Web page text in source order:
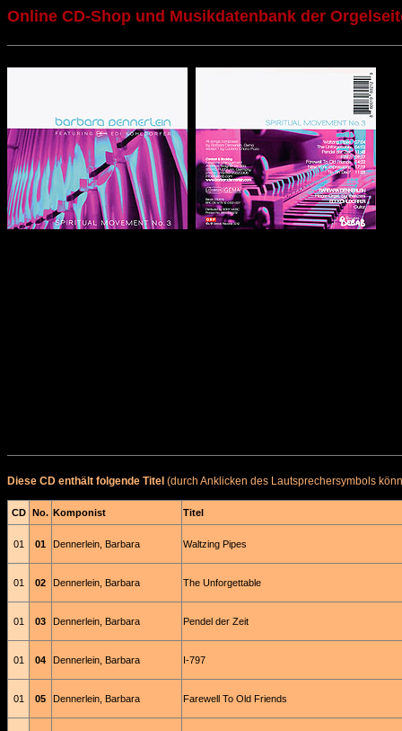
Online CD-Shop und Musikdatenbank der
Diese CD enthält folgende Titel (durch Anklicken des Lautsprechersymbols
CD No. Komponist Titel
01 01 Dennerlein, Barbara Waltzing Pipes
01 02 Dennerlein, Barbara The Unforgettable
01 03 Dennerlein, Barbara Pendel der Zeit
01 04 Dennerlein, Barbara I-797
01 05 Dennerlein, Barbara Farewell To Old Friends